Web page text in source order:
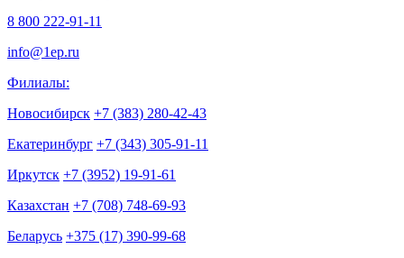
8 800 222-91-11
info@1ep.ru
Филиалы:
Новосибирск +7 (383) 280-42-43
Екатеринбург +7 (343) 305-91-11
Иркутск +7 (3952) 19-91-61
Казахстан +7 (708) 748-69-93
Беларусь +375 (17) 390-99-68